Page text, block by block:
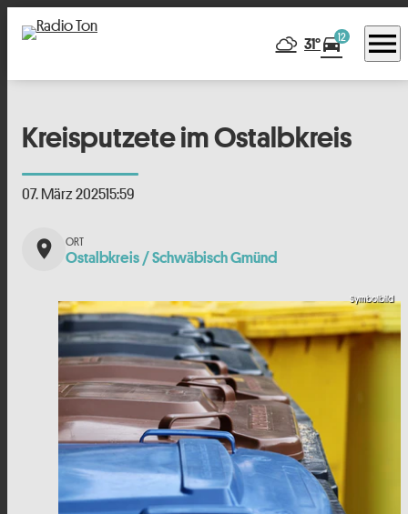
31°directions_car12 menu
Kreisputzete im Ostalbkreis
07. März 202515:59
place Ostalbkreis / Schwäbisch Gmünd
Symbolbild